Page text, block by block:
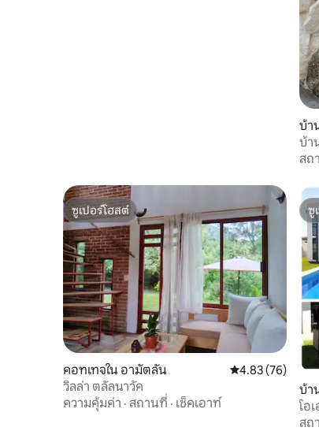
บ้า
บ้า
ตล
สถ
ซูเปอร์โฮสต์
ซูเปอร์โฮสต์
คอทเทจใน อามัตลัน คะแนนเฉลี่ย
4.83 (76)
วิลล่า ตลัลนาวัค
ความคุ้มค่า · สถานที่ · เช็คเอาท์
ซู
ซู
บ้า
โอ
สถ